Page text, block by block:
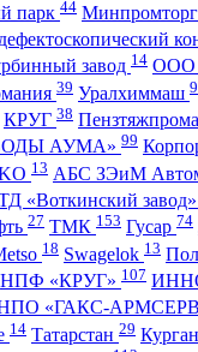
парк 44 Минпромторг
дефектоскопический
завод 14 ООО
39 Уралхиммаш
КРУГ 38
АУМА» 99
13 АБС ЗЭиМ
«Воткинский завод»
27 ТМК 153 Гусар 74
18 Swagelok 13
НПФ «КРУГ» 107
«ГАКС-
14 Татарстан 29